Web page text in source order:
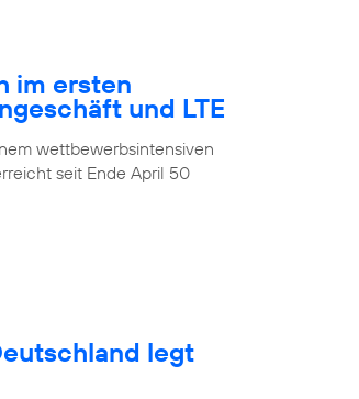
im ersten
und LTE
wettbewerbsintensiven
seit Ende April 50
legt